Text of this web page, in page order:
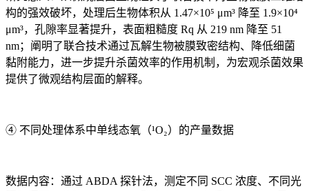
构的强效破坏，处理后生物体积从 1.47×10⁵ μm³ 降至 1.9×10⁴
μm³，孔隙率显著提升，表面粗糙度 Rq 从 219 nm 降至 51
nm；阐明了联合技术通过瓦解生物被膜致密结构、降低细菌
黏附能力，进一步提升杀菌效率的作用机制，为宏观杀菌效果
提供了微观结构层面的解释。
④ 不同处理体系中单线态氧（¹O₂）的产量数据
数据内容：通过 ABDA 探针法，测定不同 SCC 浓度、不同光